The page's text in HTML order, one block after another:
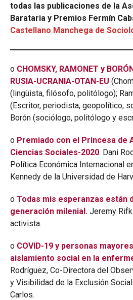
todas las publicaciones de la
Barataria y Premios Fermín
Castellano Manchega de
o CHOMSKY, RAMONET y
RUSIA-UCRANIA-OTAN-EU
(lingüista, filósofo, politólogo);
(Escritor, periodista, geopolítico,
Borón (sociólogo, politólogo y
o Premiado con el Princesa de
Ciencias Sociales-2020. Dani
Política Económica Internacional
Kennedy de la Universidad de
o Todas mis esperanzas están
generación milenial. Jeremy
activista.
o COVID-19 y personas
aislamiento social en la
Rodríguez, Co-Directora del
y Visibilidad de la Exclusión
Carlos.